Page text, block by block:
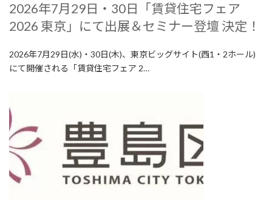
2026年7月29日・30日「賃貸住宅フェア
2026 東京」にて出展＆セミナー登壇 決定！
2026年7月29日(水)・30日(木)、東京ビッグサイト(西1・2ホール)
にて開催される「賃貸住宅フェア 2…